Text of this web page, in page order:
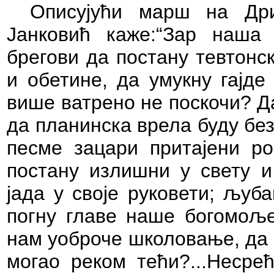
Описујући марш на
Јанковић каже:“Зар
брегови да постану
и обетине, да умукну
више ватрено не поскочи?
да планинска врела буду
песме зацари притајени
постану излишни у свету
јада у своје руковети;
погну главе наше
нам уоброче школовање, да
могао реком